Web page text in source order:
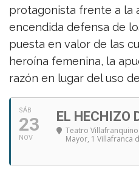
protagonista frente a la
encendida defensa de
puesta en valor de las
heroína femenina, la
razón en lugar del uso
SÁB
23
NOV
EL HECHIZO
Teatro
Mayor, 1 Villafranca